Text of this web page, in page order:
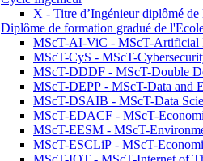
X - Titre d’Ingénieur diplômé
Diplôme de formation gradué de
MScT-AI-ViC - MScT-Artificial
MScT-CyS - MScT-
MScT-DDDF - MScT-Double
MScT-DEPP - MScT-Data and
MScT-DSAIB - MScT-Data
MScT-EDACF - MScT-
MScT-EESM - MScT-
MScT-ESCLiP - MScT-